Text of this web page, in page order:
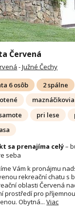
Červená
-Južné Čechy
6 osôb 2 spálne
pri lese
sa prenajíma celý–
seba
Vám k pronájmu
rekreační chatu s
oblasti Červená
prostředí pro
Obytná...Viac